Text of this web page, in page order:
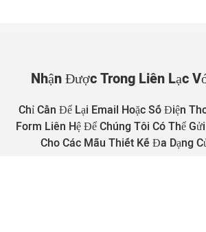
Nhận Được Trong Liên Lạc
Chỉ Cần Để Lại Email Hoặc Số Điện
Form Liên Hệ Để Chúng Tôi Có Thể
Cho Các Mẫu Thiết Kế Đa Dạng